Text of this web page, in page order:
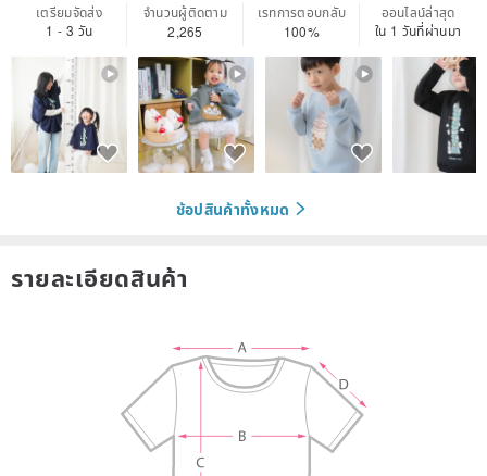
เตรียมจัดส่ง
1 - 3 วัน
จำนวนผู้ติดตาม
2,265
เรทการตอบกลับ
100%
ออนไลน์ล่าสุด
ใน 1 วันที่ผ่านมา
ช้อปสินค้าทั้งหมด
รายละเอียดสินค้า